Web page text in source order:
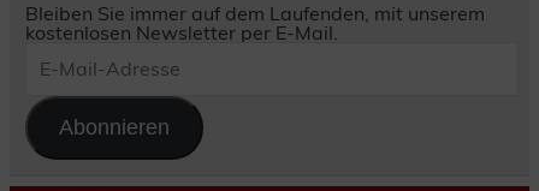
Bleiben Sie immer auf dem Laufenden, mit unserem
kostenlosen Newsletter per E-Mail.
Mail-
Abonnieren